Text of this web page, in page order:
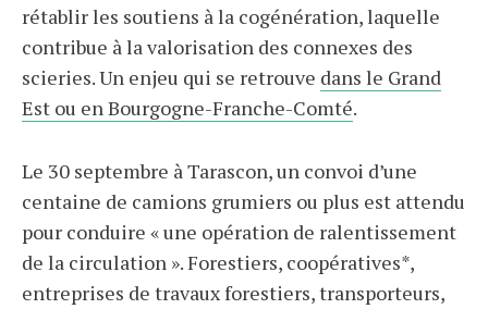
rétablir les soutiens à la cogénération, laquelle
contribue à la valorisation des connexes des
scieries. Un enjeu qui se retrouve dans le Grand
Est ou en Bourgogne-Franche-Comté.
Le 30 septembre à Tarascon, un convoi d’une
centaine de camions grumiers ou plus est attendu
pour conduire « une opération de ralentissement
de la circulation ». Forestiers, coopératives*,
entreprises de travaux forestiers, transporteurs,